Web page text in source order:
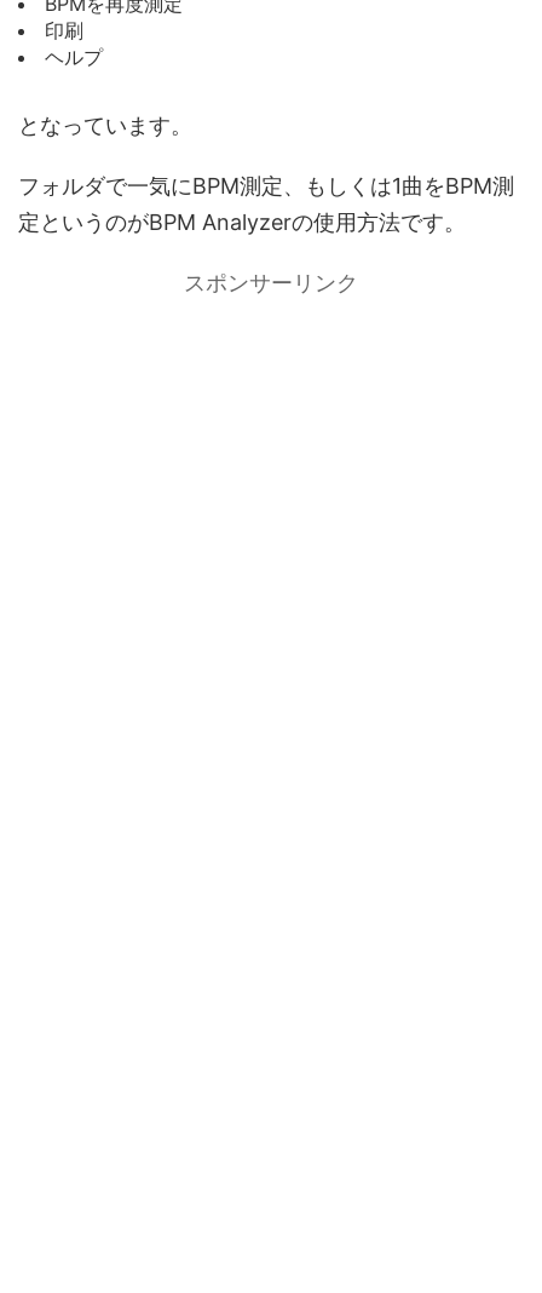
印刷
ヘルプ
となっています。
フォルダで一気にBPM測定、もしくは1曲をBPM測
定というのがBPM Analyzerの使用方法です。
スポンサーリンク